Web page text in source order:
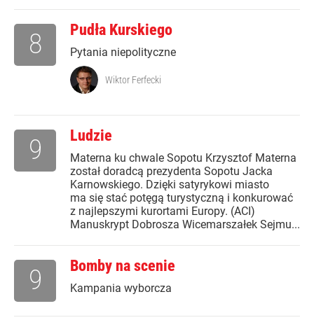
Pudła Kurskiego
Pytania niepolityczne
8
Wiktor Ferfecki
Ludzie
Materna ku chwale Sopotu Krzysztof Materna
został doradcą prezydenta Sopotu Jacka
Karnowskiego. Dzięki satyrykowi miasto
ma się stać potęgą turystyczną i konkurować
z najlepszymi kurortami Europy. (ACI)
Manuskrypt Dobrosza Wicemarszałek Sejmu...
9
Bomby na scenie
Kampania wyborcza
9